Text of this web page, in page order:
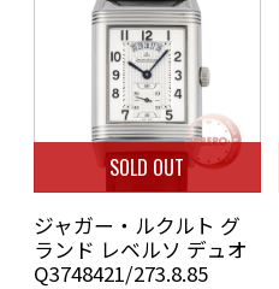
SOLD OUT
ジャガー・ルクルト グ
ランド レベルソ デュオ
Q3748421/273.8.85